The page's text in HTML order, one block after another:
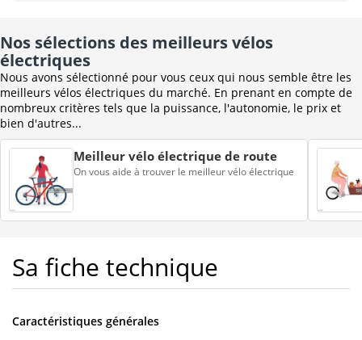
Nos sélections des meilleurs vélos
électriques
Nous avons sélectionné pour vous ceux qui nous semble être les
meilleurs vélos électriques du marché. En prenant en compte de
nombreux critères tels que la puissance, l'autonomie, le prix et
bien d'autres...
Meilleur vélo électrique de route
On vous aide à trouver le meilleur vélo électrique
Sa fiche technique
Caractéristiques générales